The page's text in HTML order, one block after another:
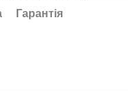
Гарантія